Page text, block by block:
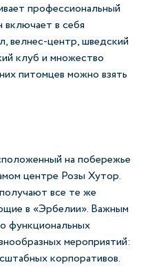
профессиональный
включает в себя
велнес-центр, шведский
клуб и множество
питомцев можно взять
на побережье
центре Розы Хутор.
все те же
в «Эрбелии». Важным
функциональных
мероприятий:
корпоративов.